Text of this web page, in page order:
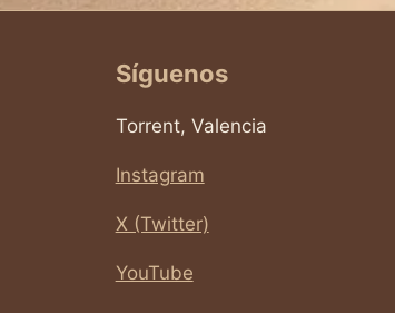
Síguenos
Torrent, Valencia
Instagram
X (Twitter)
YouTube